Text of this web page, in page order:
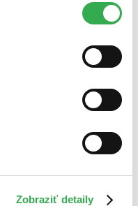
všetky tieto
Zobraziť detaily